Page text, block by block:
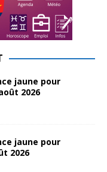
jaune pour
2026
jaune pour
2026